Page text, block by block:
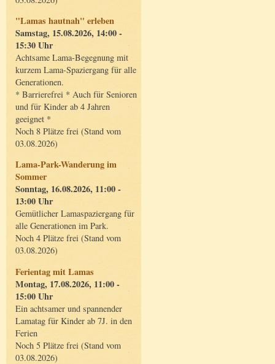
"Lamas hautnah" erleben
Samstag, 15.08.2026, 14:00 -
15:30 Uhr
Achtsame Lama-Begegnung mit
kurzem Lama-Spaziergang für alle
Generationen.
* Barrierefrei * Auch für Senioren
und für Kinder ab 4 Jahren
geeignet *
Noch 8 Plätze frei (Stand vom
03.08.2026)
Lama-Park-Wanderung im
Sommer
Sonntag, 16.08.2026, 11:00 -
13:00 Uhr
Gemütlicher Lamaspaziergang für
alle Generationen im Park.
Noch 4 Plätze frei (Stand vom
03.08.2026)
Ferientag mit Lamas
Montag, 17.08.2026, 11:00 -
15:00 Uhr
Ein achtsamer und spannender
Lamatag für Kinder ab 7J. in den
Ferien
Noch 5 Plätze frei (Stand vom
03.08.2026)